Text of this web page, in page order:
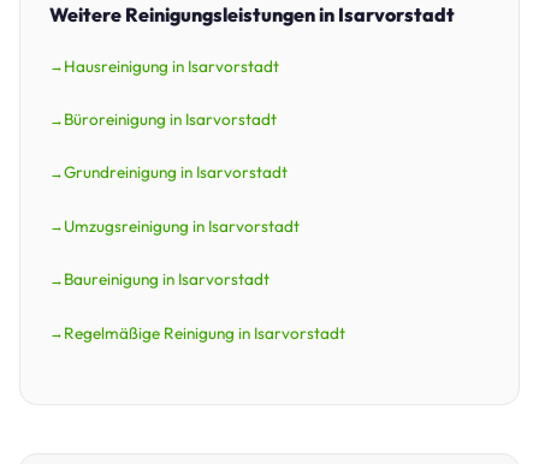
Weitere Reinigungsleistungen in Isarvorstadt
Hausreinigung in Isarvorstadt
Büroreinigung in Isarvorstadt
Grundreinigung in Isarvorstadt
Umzugsreinigung in Isarvorstadt
Baureinigung in Isarvorstadt
Regelmäßige Reinigung in Isarvorstadt